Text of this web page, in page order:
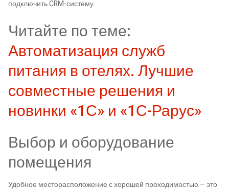
подключить CRM-систему.
Читайте по теме:
Автоматизация служб
питания в отелях. Лучшие
совместные решения и
новинки «1С» и «1С-Рарус»
Выбор и оборудование
помещения
Удобное месторасположение с хорошей проходимостью – это